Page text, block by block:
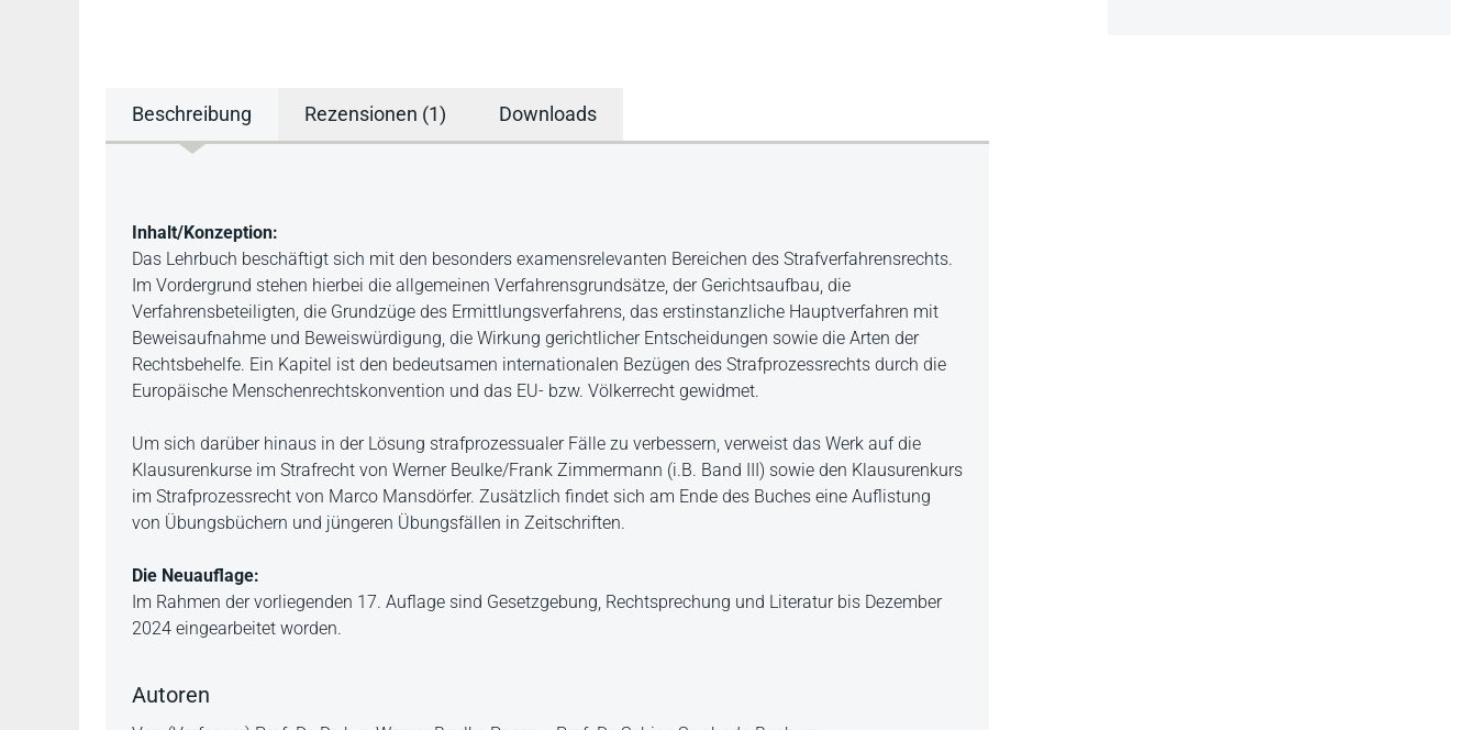
Beschreibung Rezensionen (1) Downloads
Beschreibung
Inhalt/Konzeption:
Das Lehrbuch beschäftigt sich mit den besonders examensrelevanten Bereichen des Strafverfahrensrechts.
Im Vordergrund stehen hierbei die allgemeinen Verfahrensgrundsätze, der Gerichtsaufbau, die
Verfahrensbeteiligten, die Grundzüge des Ermittlungsverfahrens, das erstinstanzliche Hauptverfahren mit
Beweisaufnahme und Beweiswürdigung, die Wirkung gerichtlicher Entscheidungen sowie die Arten der
Rechtsbehelfe. Ein Kapitel ist den bedeutsamen internationalen Bezügen des Strafprozessrechts durch die
Europäische Menschenrechtskonvention und das EU- bzw. Völkerrecht gewidmet.
Um sich darüber hinaus in der Lösung strafprozessualer Fälle zu verbessern, verweist das Werk auf die
Klausurenkurse im Strafrecht von Werner Beulke/Frank Zimmermann (i.B. Band III) sowie den Klausurenkurs
im Strafprozessrecht von Marco Mansdörfer. Zusätzlich findet sich am Ende des Buches eine Auflistung
von Übungsbüchern und jüngeren Übungsfällen in Zeitschriften.
Die Neuauflage:
Im Rahmen der vorliegenden 17. Auflage sind Gesetzgebung, Rechtsprechung und Literatur bis Dezember
2024 eingearbeitet worden.
Autoren